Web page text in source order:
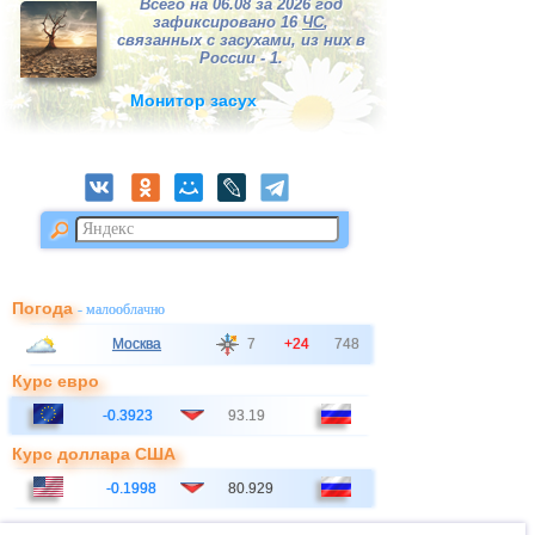
Всего на 06.08 за 2026 год
зафиксировано 16ЧС,
связанных с засухами, из них в
России - 1.
Монитор засух
Погода- малооблачно
Москва 7 +24 748
Курс евро
-0.3923 93.19
Курс доллара США
-0.1998 80.929